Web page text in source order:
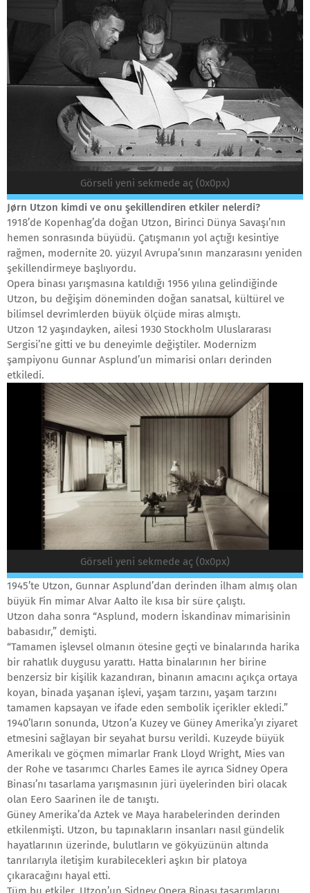
Görseli yeni sekmede aç (0x0px)
Jørn Utzon kimdi ve onu şekillendiren etkiler nelerdi?
1918’de Kopenhag’da doğan Utzon, Birinci Dünya Savaşı’nın
hemen sonrasında büyüdü. Çatışmanın yol açtığı kesintiye
rağmen, modernite 20. yüzyıl Avrupa’sının manzarasını yeniden
şekillendirmeye başlıyordu.
Opera binası yarışmasına katıldığı 1956 yılına gelindiğinde
Utzon, bu değişim döneminden doğan sanatsal, kültürel ve
bilimsel devrimlerden büyük ölçüde miras almıştı.
Utzon 12 yaşındayken, ailesi 1930 Stockholm Uluslararası
Sergisi’ne gitti ve bu deneyimle değiştiler. Modernizm
şampiyonu Gunnar Asplund’un mimarisi onları derinden
etkiledi.
Görseli yeni sekmede aç (0x0px)
1945’te Utzon, Gunnar Asplund’dan derinden ilham almış olan
büyük Fin mimar Alvar Aalto ile kısa bir süre çalıştı.
Utzon daha sonra “Asplund, modern İskandinav mimarisinin
babasıdır,” demişti.
“Tamamen işlevsel olmanın ötesine geçti ve binalarında harika
bir rahatlık duygusu yarattı. Hatta binalarının her birine
benzersiz bir kişilik kazandıran, binanın amacını açıkça ortaya
koyan, binada yaşanan işlevi, yaşam tarzını, yaşam tarzını
tamamen kapsayan ve ifade eden sembolik içerikler ekledi.”
1940’ların sonunda, Utzon’a Kuzey ve Güney Amerika’yı ziyaret
etmesini sağlayan bir seyahat bursu verildi. Kuzeyde büyük
Amerikalı ve göçmen mimarlar Frank Lloyd Wright, Mies van
der Rohe ve tasarımcı Charles Eames ile ayrıca Sidney Opera
Binası’nı tasarlama yarışmasının jüri üyelerinden biri olacak
olan Eero Saarinen ile de tanıştı.
Güney Amerika’da Aztek ve Maya harabelerinden derinden
etkilenmişti. Utzon, bu tapınakların insanları nasıl gündelik
hayatlarının üzerinde, bulutların ve gökyüzünün altında
tanrılarıyla iletişim kurabilecekleri aşkın bir platoya
çıkaracağını hayal etti.